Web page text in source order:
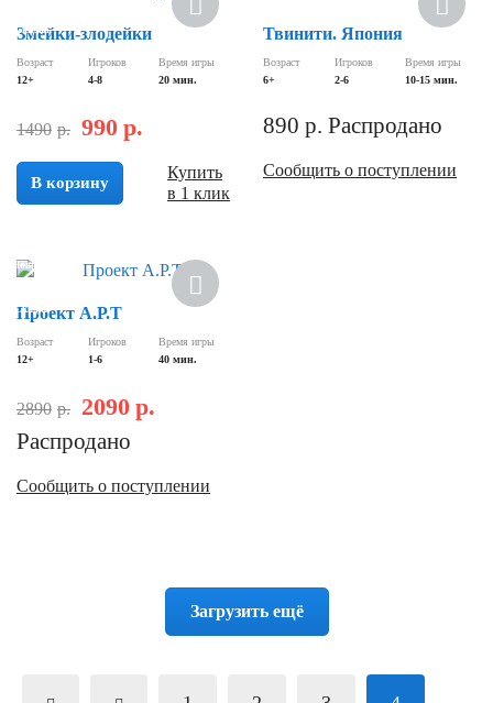
Скидка
Змейки-злодейки
Возраст
12+
Игроков
4-8
Время игры
20 мин.
1490 р. 990 р.
В корзину
Купить
в 1 клик
Твинити. Япония
Возраст
6+
Игроков
2-6
Время игры
10-15 мин.
890 р. Распродано
Сообщить о поступлении
Новинка
Скидка
Проект А.Р.Т
Возраст
12+
Игроков
1-6
Время игры
40 мин.
2890 р. 2090 р.
Распродано
Сообщить о поступлении
Загрузить ещё